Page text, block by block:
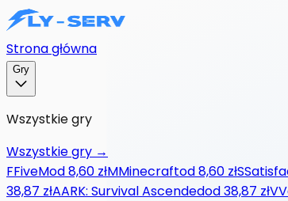
Strona główna
Gry
Wszystkie gry
Wszystkie gry →
FFiveMod8,60 złMMinecraftod8,60 złS
38,87 złAARK: Survival Ascendedod38,87 złV